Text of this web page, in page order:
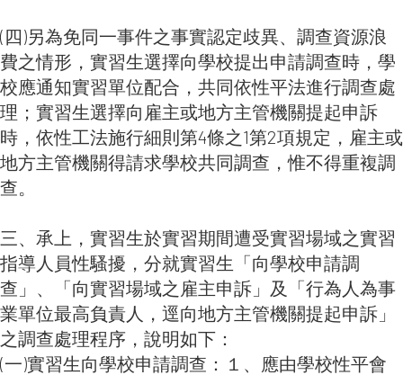
(四)另為免同一事件之事實認定歧異、調查資源浪
費之情形，實習生選擇向學校提出申請調查時，學
校應通知實習單位配合，共同依性平法進行調查處
理；實習生選擇向雇主或地方主管機關提起申訴
時，依性工法施行細則第4條之1第2項規定，雇主或
地方主管機關得請求學校共同調查，惟不得重複調
查。
三、承上，實習生於實習期間遭受實習場域之實習
指導人員性騷擾，分就實習生「向學校申請調
查」、「向實習場域之雇主申訴」及「行為人為事
業單位最高負責人，逕向地方主管機關提起申訴」
之調查處理程序，說明如下：
(一)實習生向學校申請調查：１、應由學校性平會